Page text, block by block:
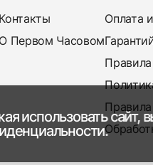
Контакты
О Первом Часовом
Оплата
использовать сайт,